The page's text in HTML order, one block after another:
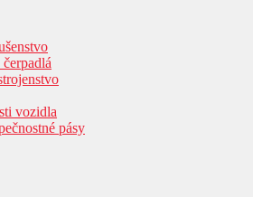
vozidla
pásy